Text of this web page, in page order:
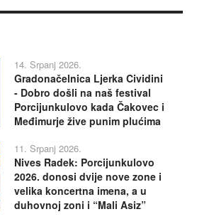
14. Srpanj 2026.
Gradonačelnica Ljerka Cividini
- Dobro došli na naš festival
Porcijunkulovo kada Čakovec i
Međimurje žive punim plućima
11. Srpanj 2026.
Nives Radek: Porcijunkulovo
2026. donosi dvije nove zone i
velika koncertna imena, a u
duhovnoj zoni i “Mali Asiz”